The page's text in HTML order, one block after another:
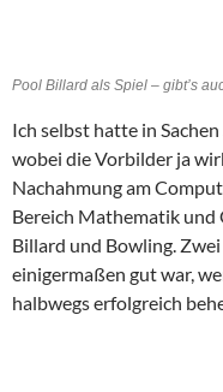
Pool Billard als Spiel – gibt’s
Ich selbst hatte in
wobei die Vorbilder ja
Nachahmung am
Bereich Mathematik und
Billard und Bowling.
einigermaßen gut war,
halbwegs erfolgreich